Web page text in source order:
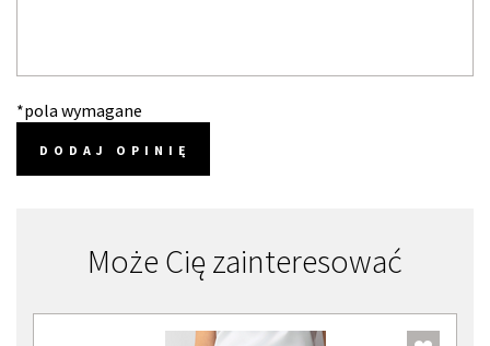
*pola wymagane
DODAJ OPINIĘ
Może Cię zainteresować